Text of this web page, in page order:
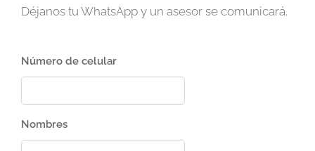
Déjanos tu WhatsApp y un asesor se comunicará.
Número de celular
Nombres